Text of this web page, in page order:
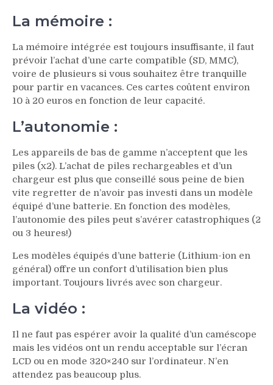
La mémoire :
La mémoire intégrée est toujours insuffisante, il faut
prévoir l’achat d’une carte compatible (SD, MMC),
voire de plusieurs si vous souhaitez être tranquille
pour partir en vacances. Ces cartes coûtent environ
10 à 20 euros en fonction de leur capacité.
L’autonomie :
Les appareils de bas de gamme n’acceptent que les
piles (x2). L’achat de piles rechargeables et d’un
chargeur est plus que conseillé sous peine de bien
vite regretter de n’avoir pas investi dans un modèle
équipé d’une batterie. En fonction des modèles,
l’autonomie des piles peut s’avérer catastrophiques (2
ou 3 heures!)
Les modèles équipés d’une batterie (Lithium-ion en
général) offre un confort d’utilisation bien plus
important. Toujours livrés avec son chargeur.
La vidéo :
Il ne faut pas espérer avoir la qualité d’un caméscope
mais les vidéos ont un rendu acceptable sur l’écran
LCD ou en mode 320×240 sur l’ordinateur. N’en
attendez pas beaucoup plus.